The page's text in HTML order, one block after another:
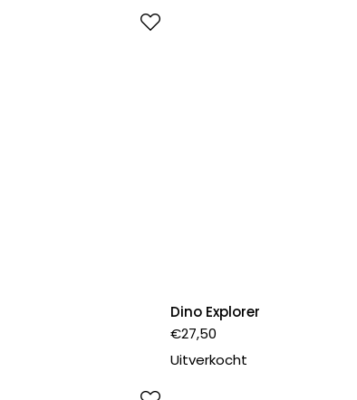
Dino Explorer
€27,50
Uitverkocht